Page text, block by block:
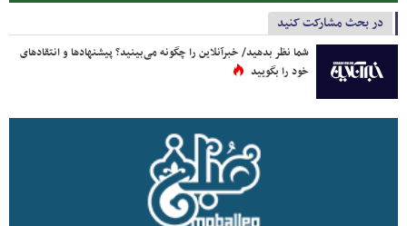
در بحث مشارکت کنید
شما نظر بدهید/ خبرآنلاین را چگونه می‌بینید؟ پیشنهادها و انتقادهای
خود را بگویید